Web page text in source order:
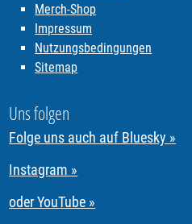
Merch-Shop
Impressum
Nutzungsbedingungen
Sitemap
Uns folgen
Folge uns auch auf Bluesky »
Instagram »
oder YouTube »